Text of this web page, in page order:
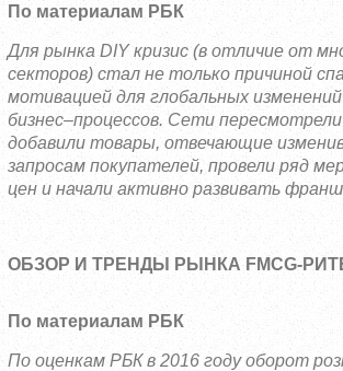
По материалам РБК
Для рынка DIY кризис (в отличие от
секторов) стал не только причиной
мотивацией для глобальных
бизнес–процессов. Сети
добавили товары, отвечающие
запросам покупателей, провели ряд
цен и начали активно развивать
ОБЗОР И ТРЕНДЫ РЫНКА FMCG-
По материалам РБК
По оценкам РБК в 2016 году оборот